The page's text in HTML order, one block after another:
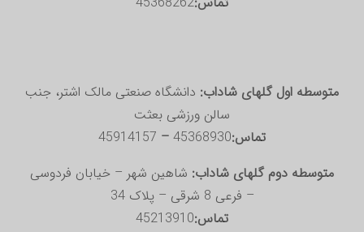
متوسطه اول گلهای شاداب: دانشگاه صنعتی مالک اشتر، جنب
سالن ورزشی بعثت
تماس:45368930
–
45914157
متوسطه دوم گلهای شاداب: شاهین شهر – خیابان فردوسی
– فرعی 8 شرقی – پلاک 34
تماس:45213910